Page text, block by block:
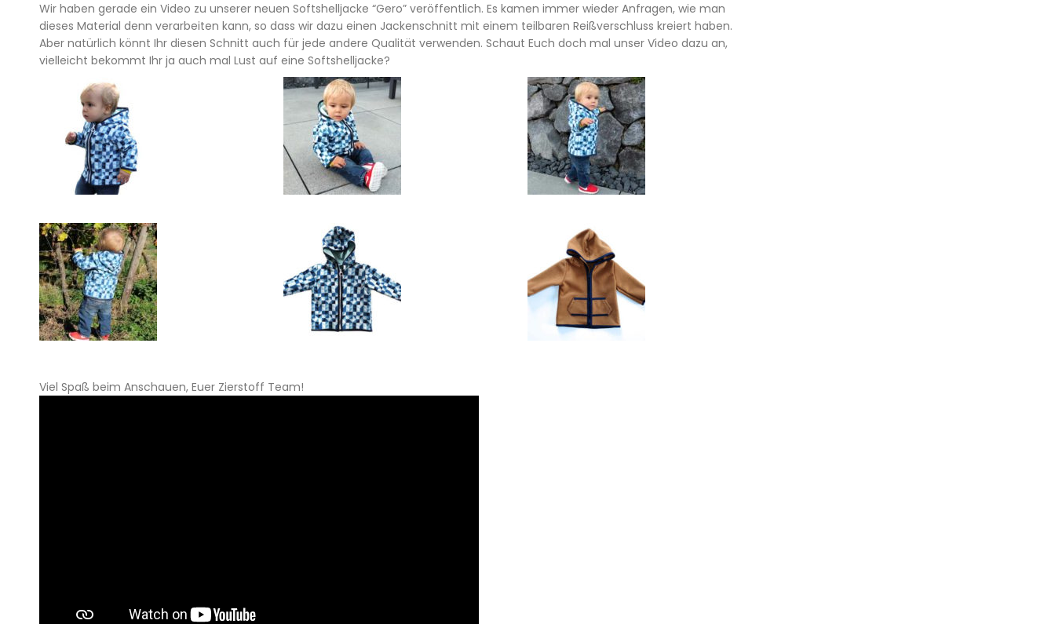
Wir haben gerade ein Video zu unserer neuen Softshelljacke “Gero” veröffentlich. Es kamen immer wieder Anfragen, wie man
dieses Material denn verarbeiten kann, so dass wir dazu einen Jackenschnitt mit einem teilbaren Reißverschluss kreiert haben.
Aber natürlich könnt Ihr diesen Schnitt auch für jede andere Qualität verwenden. Schaut Euch doch mal unser Video dazu an,
vielleicht bekommt Ihr ja auch mal Lust auf eine Softshelljacke?
Viel Spaß beim Anschauen, Euer Zierstoff Team!